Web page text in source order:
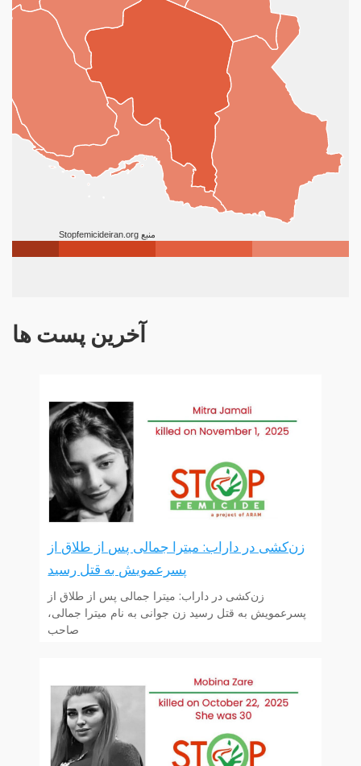
آخرین پست ها
زن‌کشی در داراب: میترا جمالی پس از طلاق از
پسرعمویش به قتل رسید
زن‌کشی در داراب: میترا جمالی پس از طلاق از
پسرعمویش به قتل رسید زن جوانی به نام میترا جمالی،
صاحب